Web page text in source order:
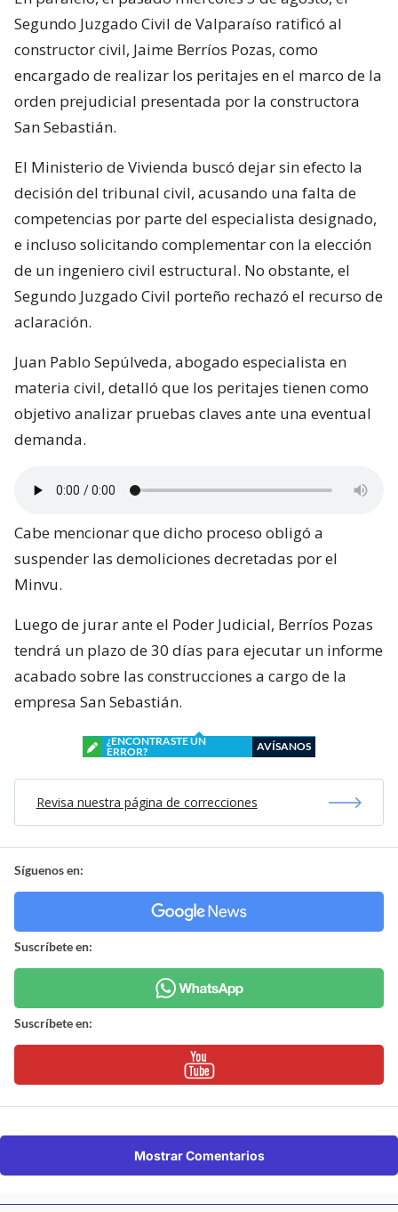
Segundo Juzgado Civil de Valparaíso ratificó al
constructor civil, Jaime Berríos Pozas, como
encargado de realizar los peritajes en el marco de la
orden prejudicial presentada por la constructora
San Sebastián.
El Ministerio de Vivienda buscó dejar sin efecto la
decisión del tribunal civil, acusando una falta de
competencias por parte del especialista designado,
e incluso solicitando complementar con la elección
de un ingeniero civil estructural. No obstante, el
Segundo Juzgado Civil porteño rechazó el recurso de
aclaración.
Juan Pablo Sepúlveda, abogado especialista en
materia civil, detalló que los peritajes tienen como
objetivo analizar pruebas claves ante una eventual
demanda.
Cabe mencionar que dicho proceso obligó a
suspender las demoliciones decretadas por el
Minvu.
Luego de jurar ante el Poder Judicial, Berríos Pozas
tendrá un plazo de 30 días para ejecutar un informe
acabado sobre las construcciones a cargo de la
empresa San Sebastián.
¿ENCONTRASTE UN
ERROR?
AVÍSANOS
Revisa nuestra página de correcciones
Síguenos en:
Suscríbete en:
Suscríbete en:
Mostrar Comentarios